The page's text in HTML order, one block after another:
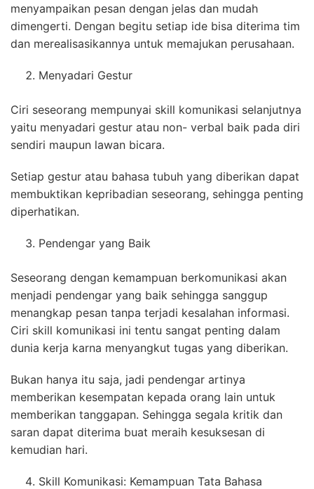
menyampaikan pesan dengan jelas dan mudah
dimengerti. Dengan begitu setiap ide bisa diterima tim
dan merealisasikannya untuk memajukan perusahaan.
Menyadari Gestur
Ciri seseorang mempunyai skill komunikasi selanjutnya
yaitu menyadari gestur atau non- verbal baik pada diri
sendiri maupun lawan bicara.
Setiap gestur atau bahasa tubuh yang diberikan dapat
membuktikan kepribadian seseorang, sehingga penting
diperhatikan.
Pendengar yang Baik
Seseorang dengan kemampuan berkomunikasi akan
menjadi pendengar yang baik sehingga sanggup
menangkap pesan tanpa terjadi kesalahan informasi.
Ciri skill komunikasi ini tentu sangat penting dalam
dunia kerja karna menyangkut tugas yang diberikan.
Bukan hanya itu saja, jadi pendengar artinya
memberikan kesempatan kepada orang lain untuk
memberikan tanggapan. Sehingga segala kritik dan
saran dapat diterima buat meraih kesuksesan di
kemudian hari.
Skill Komunikasi: Kemampuan Tata Bahasa